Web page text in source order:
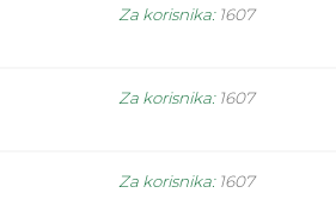
Za korisnika: 1607
Za korisnika: 1607
Za korisnika: 1607